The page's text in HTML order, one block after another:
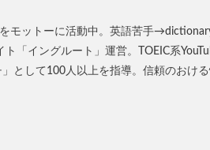
モットーに活動中。英語苦手
「イングルート」運営。TOEIC系
として100人以上を指導。信頼のおけ